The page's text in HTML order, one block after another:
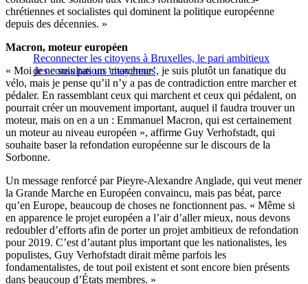
chrétiennes et socialistes qui dominent la politique européenne
depuis des décennies. »
Reconnecter les citoyens à Bruxelles, le pari ambitieux
des consultations citoyennes
Macron, moteur européen
« Moi je ne suis pas un ‘marcheur’, je suis plutôt un fanatique du
vélo, mais je pense qu’il n’y a pas de contradiction entre marcher et
pédaler. En rassemblant ceux qui marchent et ceux qui pédalent, on
pourrait créer un mouvement important, auquel il faudra trouver un
moteur, mais on en a un : Emmanuel Macron, qui est certainement
un moteur au niveau européen », affirme Guy Verhofstadt, qui
souhaite baser la refondation européenne sur le discours de la
Sorbonne.
Un message renforcé par Pieyre-Alexandre Anglade, qui veut mener
la Grande Marche en Européen convaincu, mais pas béat, parce
qu’en Europe, beaucoup de choses ne fonctionnent pas. « Même si
en apparence le projet européen a l’air d’aller mieux, nous devons
redoubler d’efforts afin de porter un projet ambitieux de refondation
pour 2019. C’est d’autant plus important que les nationalistes, les
populistes, Guy Verhofstadt dirait même parfois les
fondamentalistes, de tout poil existent et sont encore bien présents
dans beaucoup d’États membres. »